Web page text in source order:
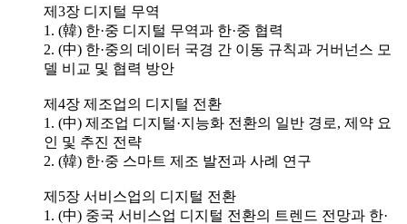
제3장 디지털 무역
1. (韓) 한·중 디지털 무역과 한·중 협력
2. (中) 한·중의 데이터 국경 간 이동 규칙과 거버넌스 모
델 비교 및 협력 방안
제4장 제조업의 디지털 전환
1. (中) 제조업 디지털·지능화 전환의 일반 경로, 제약 요
인 및 추진 전략
2. (韓) 한·중 스마트 제조 발전과 사례 연구
제5장 서비스업의 디지털 전환
1. (中) 중국 서비스업 디지털 전환의 트렌드 전망과 한·